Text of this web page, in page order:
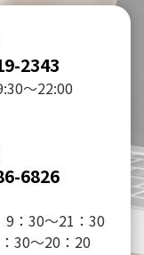
2343
～22:00
6826
：30～21：30
30～20：20